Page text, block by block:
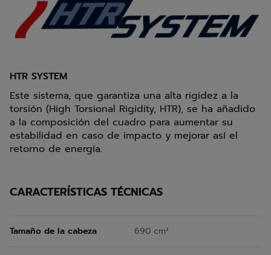
HTR SYSTEM
Este sistema, que garantiza una alta rigidez a la
torsión (High Torsional Rigidity, HTR), se ha añadido
a la composición del cuadro para aumentar su
estabilidad en caso de impacto y mejorar así el
retorno de energía.
CARACTERÍSTICAS TÉCNICAS
Tamaño de la cabeza 690 cm²